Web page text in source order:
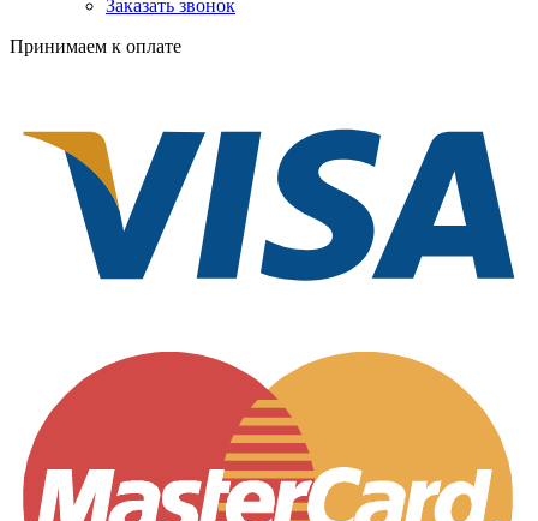
Заказать звонок
Принимаем к оплате